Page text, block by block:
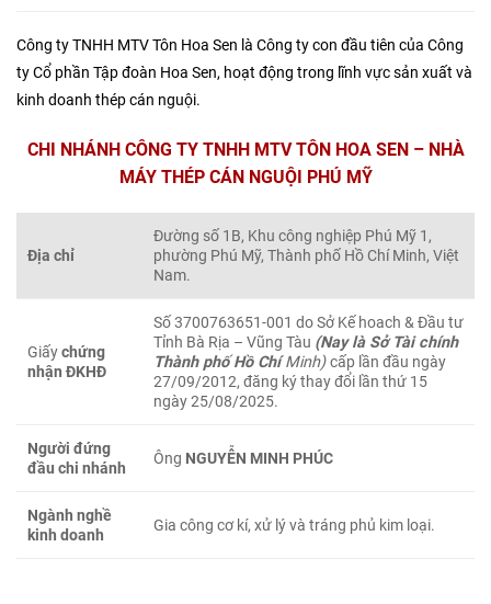
Công ty TNHH MTV Tôn Hoa Sen là Công ty con đầu tiên của Công
ty Cổ phần Tập đoàn Hoa Sen, hoạt động trong lĩnh vực sản xuất và
kinh doanh thép cán nguội.
CHI NHÁNH CÔNG TY TNHH MTV TÔN HOA SEN – NHÀ
MÁY THÉP CÁN NGUỘI PHÚ MỸ
Địa chỉ
Đường số 1B, Khu công nghiệp Phú Mỹ 1,
phường Phú Mỹ, Thành phố Hồ Chí Minh, Việt
Nam.
Giấychứng
nhận ĐKHĐ
Số 3700763651-001 do Sở Kế hoach & Đầu tư
Tỉnh Bà Rịa – Vũng Tàu (Nay là Sở Tài chính
Thành phố Hồ ChíMinh)cấp lần đầu ngày
27/09/2012, đăng ký thay đổi lần thứ 15
ngày 25/08/2025.
Người đứng
đầu chi nhánh
Ông NGUYỄN MINH PHÚC
Ngành nghề
kinh doanh
Gia công cơ kí, xử lý và tráng phủ kim loại.